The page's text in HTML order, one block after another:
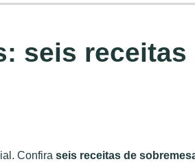
seis receitas
Confira seis receitas de